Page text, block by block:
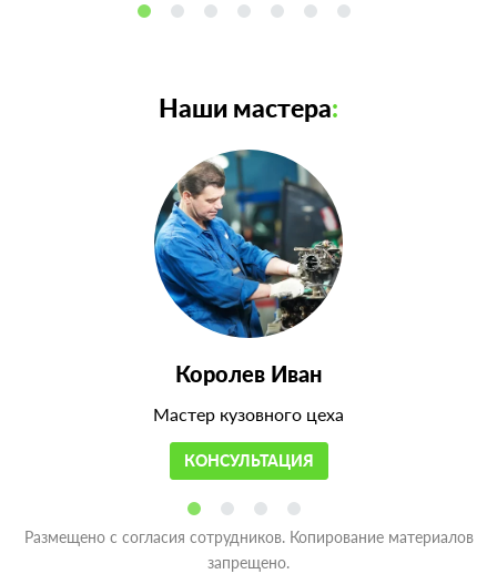
Наши мастера:
Королев Иван
Мастер кузовного цеха
КОНСУЛЬТАЦИЯ
Размещено с согласия сотрудников. Копирование материалов
запрещено.